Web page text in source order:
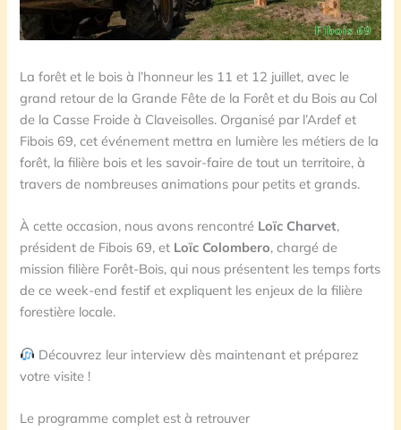
La forêt et le bois à l’honneur les 11 et 12 juillet, avec le
grand retour de la Grande Fête de la Forêt et du Bois au Col
de la Casse Froide à Claveisolles. Organisé par l’Ardef et
Fibois 69, cet événement mettra en lumière les métiers de la
forêt, la filière bois et les savoir-faire de tout un territoire, à
travers de nombreuses animations pour petits et grands.
À cette occasion, nous avons rencontré Loïc Charvet,
président de Fibois 69, et Loïc Colombero, chargé de
mission filière Forêt-Bois, qui nous présentent les temps forts
de ce week-end festif et expliquent les enjeux de la filière
forestière locale.
Découvrez leur interview dès maintenant et préparez
votre visite !
Le programme complet est à retrouver